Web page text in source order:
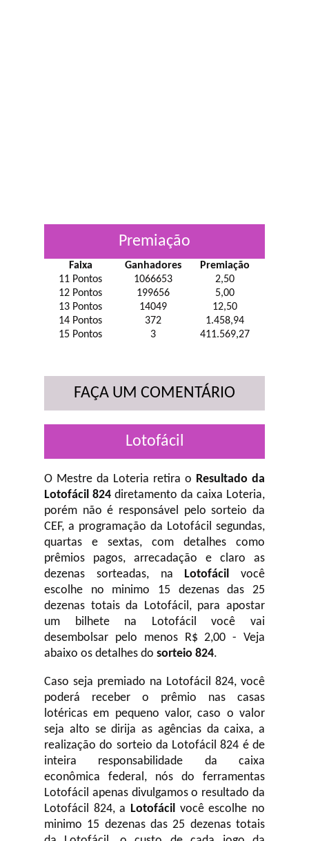
Premiação
Faixa Ganhadores
Premiação
11 Pontos
1066653
2,50
12 Pontos
199656
5,00
13 Pontos
14049
12,50
14 Pontos
372
1.458,94
15 Pontos
3 411.569,27
FAÇA UM COMENTÁRIO
Lotofácil
O Mestre da Loteria retira o Resultado da
Lotofácil 824 diretamento da caixa Loteria,
porém não é responsável pelo sorteio da
CEF, a programação da Lotofácil segundas,
quartas e sextas, com detalhes como
prêmios pagos, arrecadação e claro as
dezenas sorteadas, na Lotofácil você
escolhe no minimo 15 dezenas das 25
dezenas totais da Lotofácil, para apostar
um bilhete na Lotofácil você vai
desembolsar pelo menos R$ 2,00 - Veja
abaixo os detalhes do sorteio 824.
Caso seja premiado na Lotofácil 824, você
poderá receber o prêmio nas casas
lotéricas em pequeno valor, caso o valor
seja alto se dirija as agências da caixa, a
realização do sorteio da Lotofácil 824 é de
inteira responsabilidade da caixa
econômica federal, nós do ferramentas
Lotofácil apenas divulgamos o resultado da
Lotofácil 824, a Lotofácil você escolhe no
minimo 15 dezenas das 25 dezenas totais